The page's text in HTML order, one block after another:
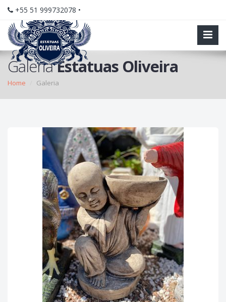
+55 51 999732078 •
GaleriaEstatuas Oliveira
Home Galeria